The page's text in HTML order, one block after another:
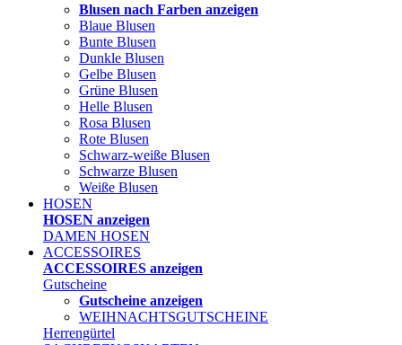
Blusen nach Farben anzeigen
Blaue Blusen
Bunte Blusen
Dunkle Blusen
Gelbe Blusen
Grüne Blusen
Helle Blusen
Rosa Blusen
Rote Blusen
Schwarz-weiße Blusen
Schwarze Blusen
Weiße Blusen
HOSEN
HOSEN anzeigen
DAMEN HOSEN
ACCESSOIRES
ACCESSOIRES anzeigen
Gutscheine
Gutscheine anzeigen
WEIHNACHTSGUTSCHEINE
Herrengürtel